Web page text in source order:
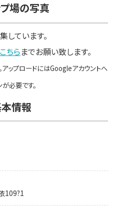
場の写真
しています。
こちらまでお願い致します。
ップロードにはGoogleアカウントへ
必要です。
情報
109?1